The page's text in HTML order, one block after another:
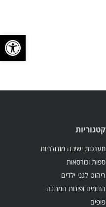
פתח
קטגוריות
מערכות ישיבה מודולריות
ספות וכורסאות
ריהוט לגני ילדים
הדומים ופינות המתנה
פופים